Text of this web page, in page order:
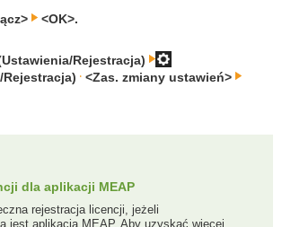
<OK>.
Rejestracja)
<Zas. zmiany ustawień>
dla aplikacji MEAP
rejestracja licencji, jeżeli
jest aplikacja MEAP. Aby uzyskać więcej